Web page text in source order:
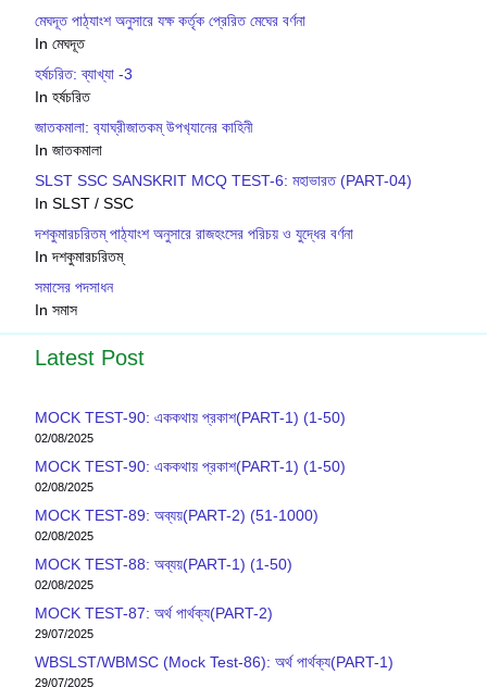
মেঘদূত পাঠ্যাংশ অনুসারে যক্ষ কর্তৃক প্রেরিত মেঘের বর্ণনা
In মেঘদূত
হর্ষচরিত: ব্যাখ্যা -3
In হর্ষচরিত
জাতকমালা: ব‍্যাঘ্রীজাতকম্ উপখ‍্যানের কাহিনী
In জাতকমালা
SLST SSC SANSKRIT MCQ TEST-6: মহাভারত (PART-04)
In SLST / SSC
দশকুমারচরিতম্ পাঠ্যাংশ অনুসারে রাজহংসের পরিচয় ও যুদ্ধের বর্ণনা
In দশকুমারচরিতম্
সমাসের পদসাধন
In সমাস
Latest Post
MOCK TEST-90: এককথায় প্রকাশ(PART-1) (1-50)
02/08/2025
MOCK TEST-90: এককথায় প্রকাশ(PART-1) (1-50)
02/08/2025
MOCK TEST-89: অব্যয়(PART-2) (51-1000)
02/08/2025
MOCK TEST-88: অব্যয়(PART-1) (1-50)
02/08/2025
MOCK TEST-87: অর্থ পার্থক্য(PART-2)
29/07/2025
WBSLST/WBMSC (Mock Test-86): অর্থ পার্থক্য(PART-1)
29/07/2025